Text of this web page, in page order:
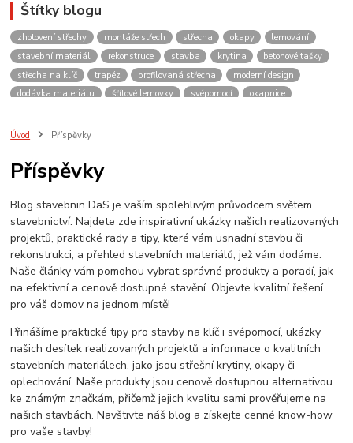
Štítky blogu
zhotovení střechy montáže střech střecha okapy
lemování
stavební materiál
rekonstruce stavba krytina
betonové tašky
střecha na klíč
trapéz profilovaná střecha
moderní design
dodávka materiálu
šťítové lemovky svépomocí
okapnice
levně
lehká střecha
plechova krytina
blachotrapez
závětrná lišta
návod okraj střechy kraj střechy
olištování
přesah
odkap vody
Úvod Příspěvky
Příspěvky
Blog stavebnin DaS je vaším spolehlivým průvodcem světem
stavebnictví. Najdete zde inspirativní ukázky našich realizovaných
projektů, praktické rady a tipy, které vám usnadní stavbu či
rekonstrukci, a přehled stavebních materiálů, jež vám dodáme.
Naše články vám pomohou vybrat správné produkty a poradí, jak
na efektivní a cenově dostupné stavění. Objevte kvalitní řešení
pro váš domov na jednom místě!
Přinášíme praktické tipy pro stavby na klíč i svépomocí, ukázky
našich desítek realizovaných projektů a informace o kvalitních
stavebních materiálech, jako jsou střešní krytiny, okapy či
oplechování. Naše produkty jsou cenově dostupnou alternativou
ke známým značkám, přičemž jejich kvalitu sami prověřujeme na
našich stavbách. Navštivte náš blog a získejte cenné know-how
pro vaše stavby!